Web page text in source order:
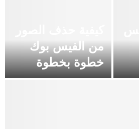
من الفيس بوك
خطوة بخطوة